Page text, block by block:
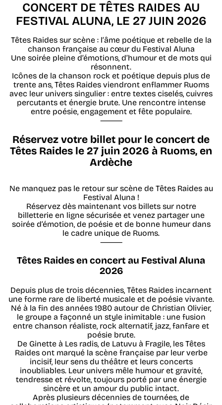
CONCERT DE TÊTES RAIDES AU
FESTIVAL ALUNA, LE 27 JUIN 2026
Têtes Raides sur scène : l’âme poétique et rebelle de la
chanson française au cœur du Festival Aluna
Une soirée pleine d’émotions, d’humour et de mots qui
résonnent.
Icônes de la chanson rock et poétique depuis plus de
trente ans, Têtes Raides viendront enflammer Ruoms
avec leur univers singulier : entre textes ciselés, cuivres
percutants et énergie brute. Une rencontre intense
entre poésie, engagement et fête populaire.
⸻
Réservez votre billet pour le concert de
Têtes Raides le 27 juin 2026 à Ruoms, en
Ardèche
Ne manquez pas le retour sur scène de Têtes Raides au
Festival Aluna !
Réservez dès maintenant vos billets sur notre
billetterie en ligne sécurisée et venez partager une
soirée d’émotion, de poésie et de bonne humeur dans
le cadre unique de Ruoms.
⸻
Têtes Raides en concert au Festival Aluna
2026
Depuis plus de trois décennies, Têtes Raides incarnent
une forme rare de liberté musicale et de poésie vivante.
Né à la fin des années 1980 autour de Christian Olivier,
le groupe a façonné un style inimitable : une fusion
entre chanson réaliste, rock alternatif, jazz, fanfare et
poésie brute.
De Ginette à Les radis, de Latuvu à Fragile, les Têtes
Raides ont marqué la scène française par leur verbe
incisif, leur sens du théâtre et leurs concerts
inoubliables. Leur univers mêle humour et gravité,
tendresse et révolte, toujours porté par une énergie
sincère et un amour du public intact.
Après plusieurs décennies de tournées, de